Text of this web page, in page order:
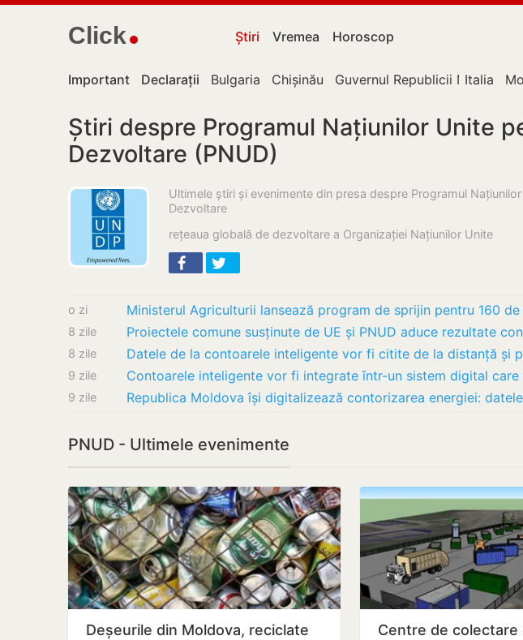
Click Știri Vremea Horoscop
Important Declarații Bulgaria Chișinău Guvernul Republicii Moldova
Italia
Știri despre Programul Națiunilor Unite
Dezvoltare (PNUD)
Ultimele știri și evenimente din presa despre Programul
Dezvoltare
rețeaua globală de dezvoltare a Organizației Națiunilor Unite
o zi
8 zile
8 zile Datele de la contoarele inteligente vor fi citite de la distanță și
9 zile
9 zile
PNUD - Ultimele evenimente
Deșeurile din Moldova, reciclate
Centre de colectare